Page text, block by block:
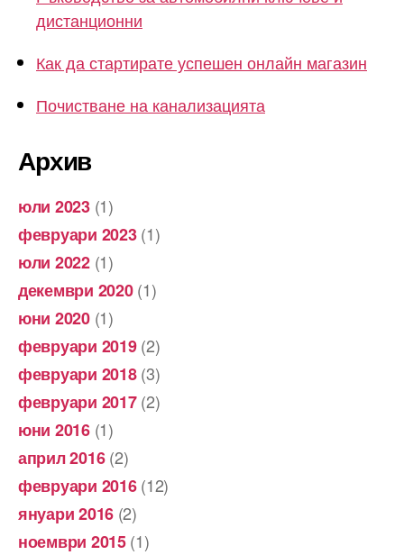
дистанционни
Как да стартирате успешен онлайн магазин
Почистване на канализацията
Архив
юли 2023(1)
февруари 2023(1)
юли 2022(1)
декември 2020(1)
юни 2020(1)
февруари 2019(2)
февруари 2018(3)
февруари 2017(2)
юни 2016(1)
април 2016(2)
февруари 2016(12)
януари 2016 (2)
ноември 2015(1)